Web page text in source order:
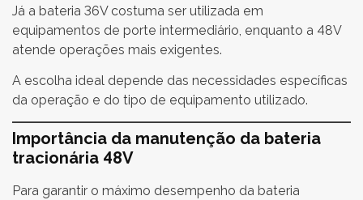
Já a bateria 36V costuma ser utilizada em
equipamentos de porte intermediário, enquanto a 48V
atende operações mais exigentes.
A escolha ideal depende das necessidades específicas
da operação e do tipo de equipamento utilizado.
Importância da manutenção da bateria
tracionária 48V
Para garantir o máximo desempenho da bateria